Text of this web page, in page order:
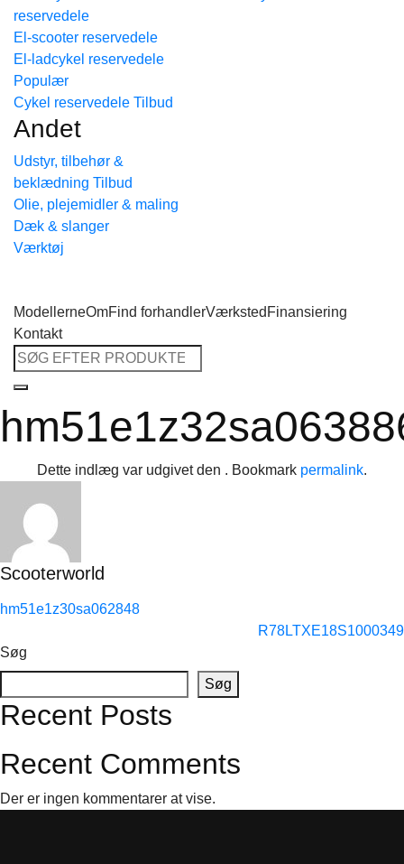
reservedele
El-scooter reservedele
El-ladcykel reservedele
Cykel reservedele
Andet
Udstyr, tilbehør &
beklædning
Olie, plejemidler & maling
Dæk & slanger
Værktøj
ModellerneOmFind forhandlerVærksted Finansiering
Kontakt
Søg
efter:
Dette indlæg var udgivet den . Bookmark permalink.
Scooterworld
hm51e1z30sa062848
R78LTXE18S1000349
Søg
Søg
Recent Posts
Recent Comments
Der er ingen kommentarer at vise.